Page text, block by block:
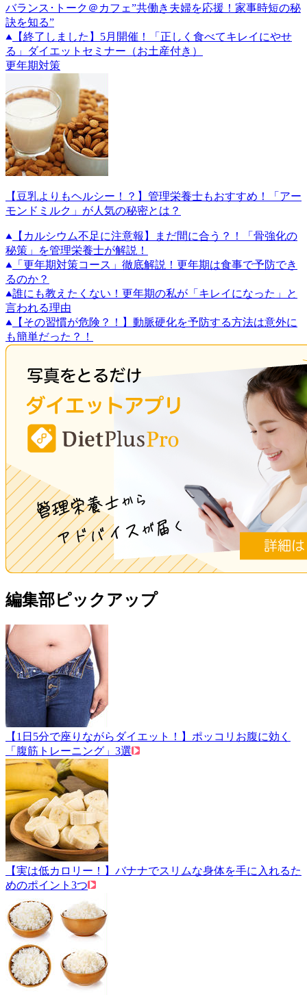
バランス･トーク＠カフェ”共働き夫婦を応援！家事時短の秘
訣を知る”
【終了しました】5月開催！「正しく食べてキレイにやせ
る」ダイエットセミナー（お土産付き）
更年期対策
【豆乳よりもヘルシー！？】管理栄養士もおすすめ！「アー
モンドミルク」が人気の秘密とは？
【カルシウム不足に注意報】まだ間に合う？！「骨強化の
秘策」を管理栄養士が解説！
「更年期対策コース」徹底解説！更年期は食事で予防でき
るのか？
誰にも教えたくない！更年期の私が「キレイになった」と
言われる理由
【その習慣が危険？！】動脈硬化を予防する方法は意外に
も簡単だった？！
編集部ピックアップ
【1日5分で座りながらダイエット！】ポッコリお腹に効く
「腹筋トレーニング」3選
【実は低カロリー！】バナナでスリムな身体を手に入れるた
めのポイント3つ